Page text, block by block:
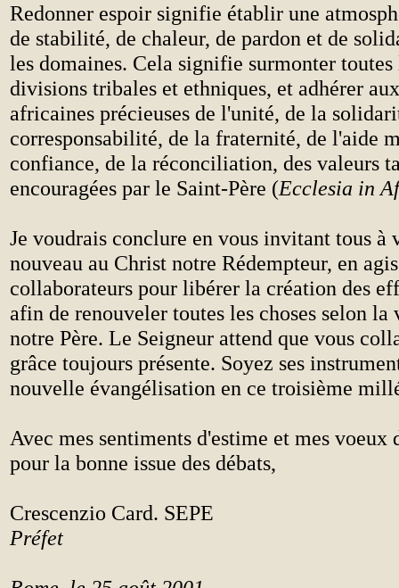
Redonner espoir signifie établir une
de stabilité, de chaleur, de pardon et de
les domaines. Cela signifie surmonter toutes
divisions tribales et ethniques, et adhérer
africaines précieuses de l'unité, de la
corresponsabilité, de la fraternité, de l'aide
confiance, de la réconciliation, des valeurs
encouragées par le Saint-Père (Ecclesia in
Je voudrais conclure en vous invitant tous à
nouveau au Christ notre Rédempteur, en
collaborateurs pour libérer la création des
afin de renouveler toutes les choses selon
notre Père. Le Seigneur attend que vous
grâce toujours présente. Soyez ses
nouvelle évangélisation en ce troisième
Avec mes sentiments d'estime et mes voeux
pour la bonne issue des débats,
Crescenzio Card. SEPE
Préfet